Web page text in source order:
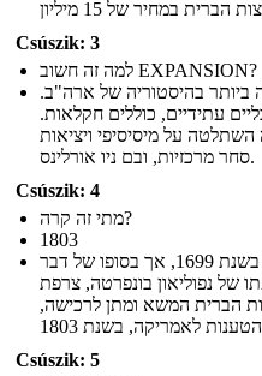
Csúszik: 3
למה זה חשוב EXPANSION?
ביותר בהיסטוריה של ארה"ב.
עתידיים, כוללים חקלאות.
על מיסיסיפי ויציאות
סחר מרכזיות, ובם ניו אורלינס.
Csúszik: 4
מתי זה קרה?
1803
הטריטוריה לואיזיאנה נשלטה על ידי צרפת בשנת 1699, אך בסופו של דבר
בשנת 1800, בתקופתו של נפוליאון בונפרטה, צרפת
הברית המשא ומתן לרכישה,
Csúszik: 5